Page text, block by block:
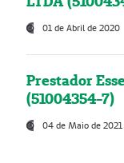
01 de Abril de 2020
Prestador
(51004354-7)
04 de Maio de 2021